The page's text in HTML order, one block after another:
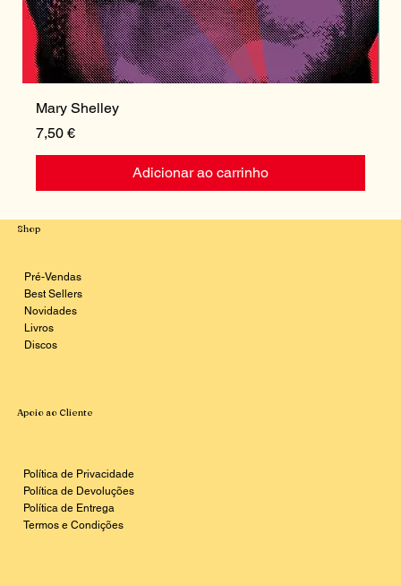
Mary Shelley
Preço
7,50 €
Adicionar ao carrinho
Shop
Pré-Vendas
Best Sellers
Novidades
Livros
Discos
Apoio ao Cliente
Política de Privacidade
Política de Devoluções
Política de Entrega
Termos e Condições